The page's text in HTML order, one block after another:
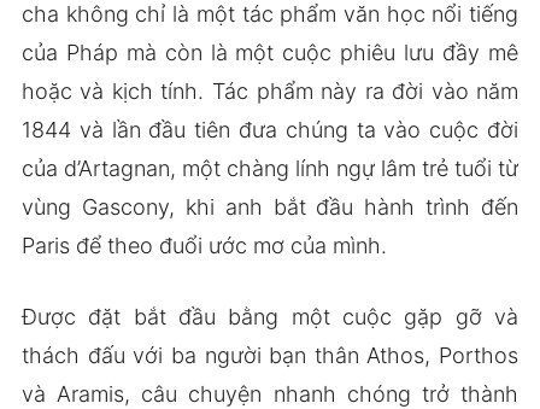
cha không chỉ là một tác phẩm văn học nổi tiếng
của Pháp mà còn là một cuộc phiêu lưu đầy mê
hoặc và kịch tính. Tác phẩm này ra đời vào năm
1844 và lần đầu tiên đưa chúng ta vào cuộc đời
của d’Artagnan, một chàng lính ngự lâm trẻ tuổi từ
vùng Gascony, khi anh bắt đầu hành trình đến
Paris để theo đuổi ước mơ của mình.
Được đặt bắt đầu bằng một cuộc gặp gỡ và
thách đấu với ba người bạn thân Athos, Porthos
và Aramis, câu chuyện nhanh chóng trở thành